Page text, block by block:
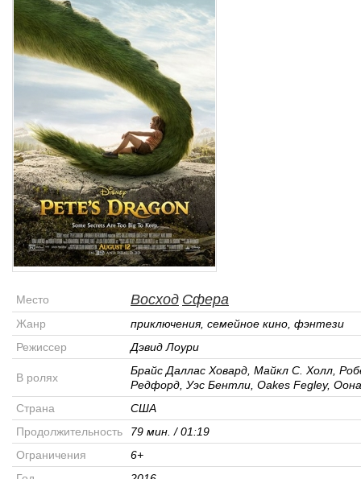
Место Восход Сфера
Жанр
приключения, семейное кино, фэнтези
Режиссер
Дэвид Лоури
В ролях
Брайс Даллас Ховард, Майкл С. Холл,
Редфорд, Уэс Бентли, Oakes Fegley,
Страна
США
Продолжительность
79 мин. / 01:19
Ограничения
6+